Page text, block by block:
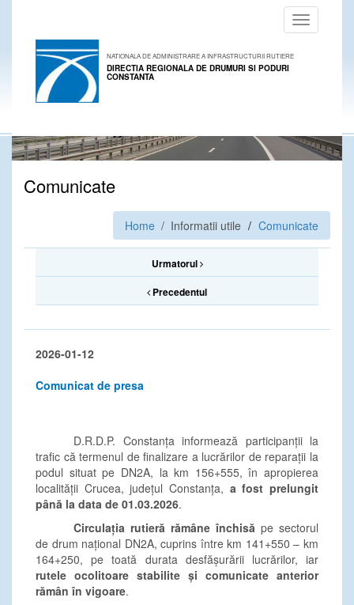
Toggle
navigation
NATIONALA DE ADMINISTRARE A INFRASTRUCTURII RUTIERE
DIRECTIA REGIONALA DE DRUMURI SI PODURI
CONSTANTA
Comunicate
Home / Informatii utile Comunicate
Urmatorul
Precedentul
2026-01-12
Comunicat de presa
D.R.D.P. Constanța informează participanții la
trafic că termenul de finalizare a lucrărilor de reparații la
podul situat pe DN2A, la km 156+555, în apropierea
localității Crucea, județul Constanța, a fost prelungit
până la data de 01.03.2026.
Circulația rutieră rămâne închisă pe sectorul
de drum național DN2A, cuprins între km 141+550 – km
164+250, pe toată durata desfășurării lucrărilor, iar
rutele ocolitoare stabilite și comunicate anterior
rămân în vigoare.